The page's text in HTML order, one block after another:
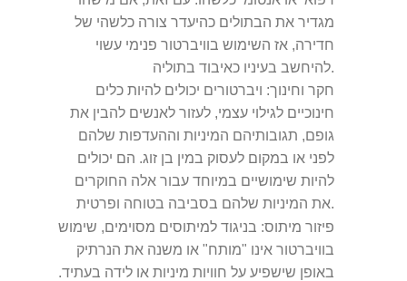
מגדיר את הבתולים כהיעדר צורה כלשהי של
חדירה, אז השימוש בוויברטור פנימי עשוי
להיחשב בעיניו כאיבוד בתוליה.
חקר וחינוך: ויברטורים יכולים להיות כלים
חינוכיים לגילוי עצמי, לעזור לאנשים להבין את
גופם, תגובותיהם המיניות וההעדפות שלהם
לפני או במקום לעסוק במין בן זוג. הם יכולים
להיות שימושיים במיוחד עבור אלה החוקרים
את המיניות שלהם בסביבה בטוחה ופרטית.
פיזור מיתוס: בניגוד למיתוסים מסוימים, שימוש
בוויברטור אינו "מותח" או משנה את הנרתיק
באופן שישפיע על חוויות מיניות או לידה בעתיד.